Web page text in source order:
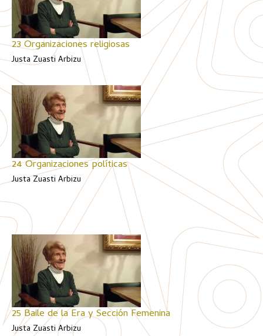
23 Organizaciones religiosas
Justa Zuasti Arbizu
24 Organizaciones políticas
Justa Zuasti Arbizu
25 Baile de la Era y Sección Femenina
Justa Zuasti Arbizu